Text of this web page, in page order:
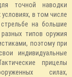
точной наводки
в том числе
на большие
типов оружия
поэтому при
индивидуальные
прицелы
силах,